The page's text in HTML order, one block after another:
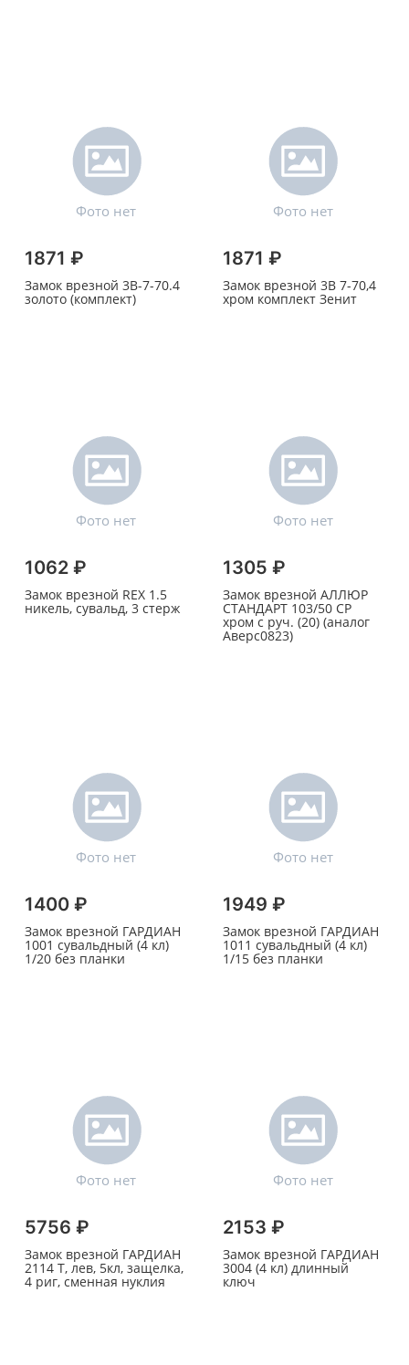
1871 ₽
Замок врезной 3В-7-70.4
золото (комплект)
1871 ₽
Замок врезной 3В 7-70,4
хром комплект Зенит
1062 ₽
Замок врезной REX 1.5
никель, сувальд, 3 стерж
1305 ₽
Замок врезной АЛЛЮР
СТАНДАРТ 103/50 СР
хром с руч. (20) (аналог
Аверс0823)
1400 ₽
Замок врезной ГАРДИАН
1001 сувальдный (4 кл)
1/20 без планки
1949 ₽
Замок врезной ГАРДИАН
1011 сувальдный (4 кл)
1/15 без планки
5756 ₽
Замок врезной ГАРДИАН
2114 Т, лев, 5кл, защелка,
4 риг, сменная нуклия
2153 ₽
Замок врезной ГАРДИАН
3004 (4 кл) длинный
ключ